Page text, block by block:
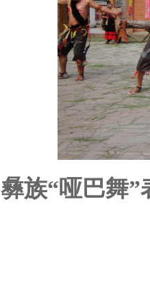
彝族“哑巴舞